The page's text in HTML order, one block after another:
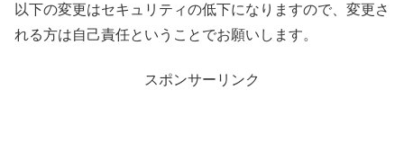
以下の変更はセキュリティの低下になりますので、変更さ
れる方は自己責任ということでお願いします。
スポンサーリンク